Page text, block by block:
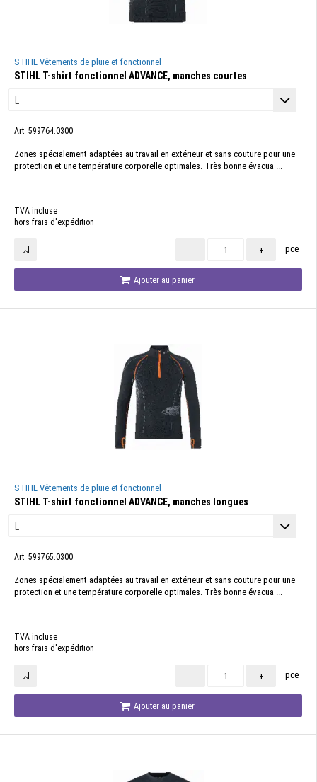
STIHL Vêtements de pluie et fonctionnel
STIHL T-shirt fonctionnel ADVANCE, manches courtes
Art. 599764.0300
Zones spécialement adaptées au travail en extérieur et sans couture pour une
protection et une température corporelle optimales. Très bonne évacua ...
TVA incluse
hors frais d'expédition
- + pce
Ajouter au panier
STIHL Vêtements de pluie et fonctionnel
STIHL T-shirt fonctionnel ADVANCE, manches longues
Art. 599765.0300
Zones spécialement adaptées au travail en extérieur et sans couture pour une
protection et une température corporelle optimales. Très bonne évacua ...
TVA incluse
hors frais d'expédition
- + pce
Ajouter au panier